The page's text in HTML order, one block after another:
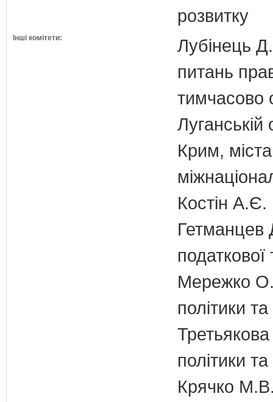
розвитку
Інші комітети:
Лубінець
питань
тимчасово
Крим,
Костін А.Є.
Гетманцев
податкової
Мережко
політики
політики
Крячко